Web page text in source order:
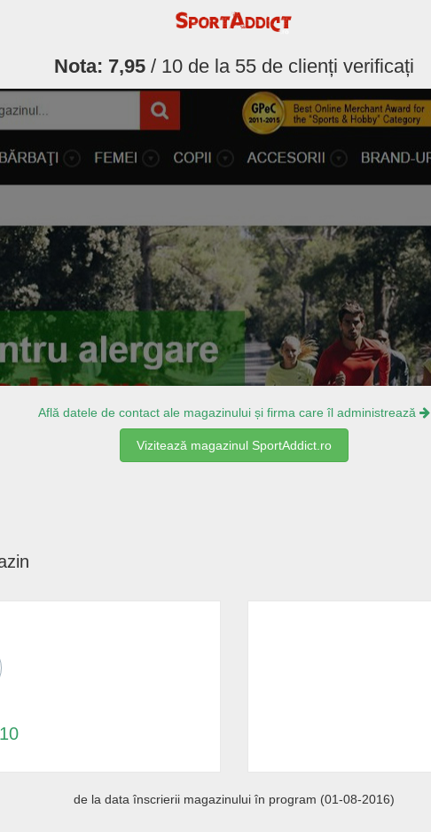
Nota: 7,95 / 10 de la 55 de clienți verificați
Află datele de contact ale magazinului și firma care îl administrează
Vizitează magazinul SportAddict.ro
de la data înscrierii magazinului în program (01-08-2016)